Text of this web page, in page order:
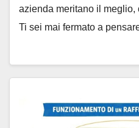
azienda meritano il meglio,
Ti sei mai fermato a